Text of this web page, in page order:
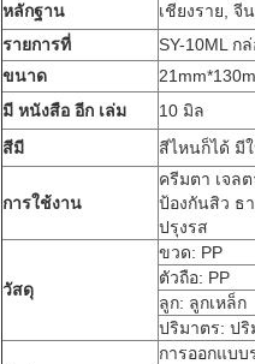
หลักฐาน
เชียงราย, จีน
รายการที่
SY-10ML ก
ขนาด
มี หนังสือ อีก เล่ม
10 มิล
สีมี
สีไหนก็ได้ มี
การใช้งาน
ครีมตา เจล
ป้องกันสิว ธ
ปรุงรส
วัสดุ
ขวด: PP
ตัวถือ: PP
ลูก: ลูกเหล็ก
ปริมาตร: ปริ
การออกแบบ